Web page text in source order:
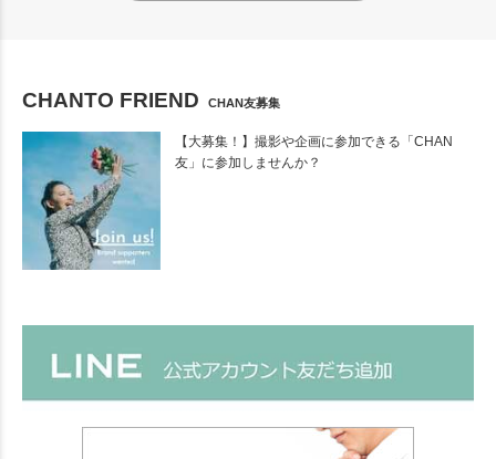
CHANTO FRIEND CHAN友募集
【大募集！】撮影や企画に参加できる「CHAN
友」に参加しませんか？